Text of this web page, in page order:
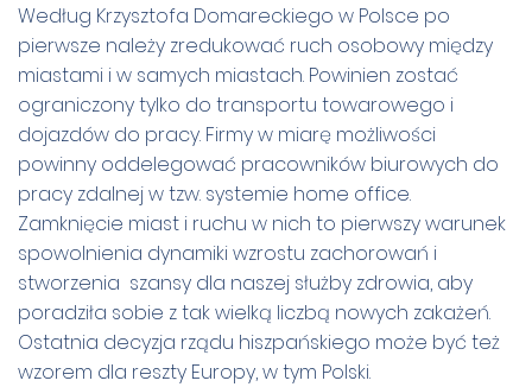
Według Krzysztofa Domareckiego w Polsce po
pierwsze należy zredukować ruch osobowy między
miastami i w samych miastach. Powinien zostać
ograniczony tylko do transportu towarowego i
dojazdów do pracy. Firmy w miarę możliwości
powinny oddelegować pracowników biurowych do
pracy zdalnej w tzw. systemie home office.
Zamknięcie miast i ruchu w nich to pierwszy warunek
spowolnienia dynamiki wzrostu zachorowań i
stworzenia szansy dla naszej służby zdrowia, aby
poradziła sobie z tak wielką liczbą nowych zakażeń.
Ostatnia decyzja rządu hiszpańskiego może być też
wzorem dla reszty Europy, w tym Polski.